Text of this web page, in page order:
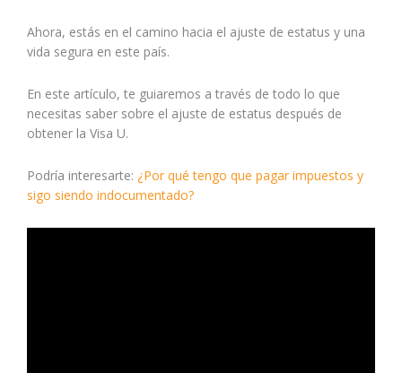
Ahora, estás en el camino hacia el ajuste de estatus y una
vida segura en este país.
En este artículo, te guiaremos a través de todo lo que
necesitas saber sobre el ajuste de estatus después de
obtener la Visa U.
Podría interesarte: ¿Por qué tengo que pagar impuestos y
sigo siendo indocumentado?